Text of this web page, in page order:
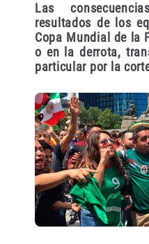
Las
resultados de los
Copa Mundial de la
o en la derrota,
particular por la